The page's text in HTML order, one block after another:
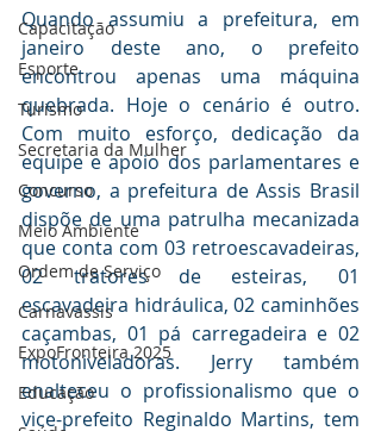
Capacitação
Esporte
Turismo
Secretaria da Mulher
Concurso
Meio Ambiente
Ordem de Serviço
Carnavassis
ExpoFronteira 2025
Educação
Quando assumiu a prefeitura, em
janeiro deste ano, o prefeito
encontrou apenas uma máquina
quebrada. Hoje o cenário é outro.
Com muito esforço, dedicação da
equipe e apoio dos parlamentares e
governo, a prefeitura de Assis Brasil
dispõe de uma patrulha mecanizada
que conta com 03 retroescavadeiras,
02 tratores de esteiras, 01
escavadeira hidráulica, 02 caminhões
caçambas, 01 pá carregadeira e 02
motoniveladoras. Jerry também
enalteceu o profissionalismo que o
vice-prefeito Reginaldo Martins, tem